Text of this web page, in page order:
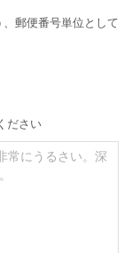
郵便番号単位として
ださい